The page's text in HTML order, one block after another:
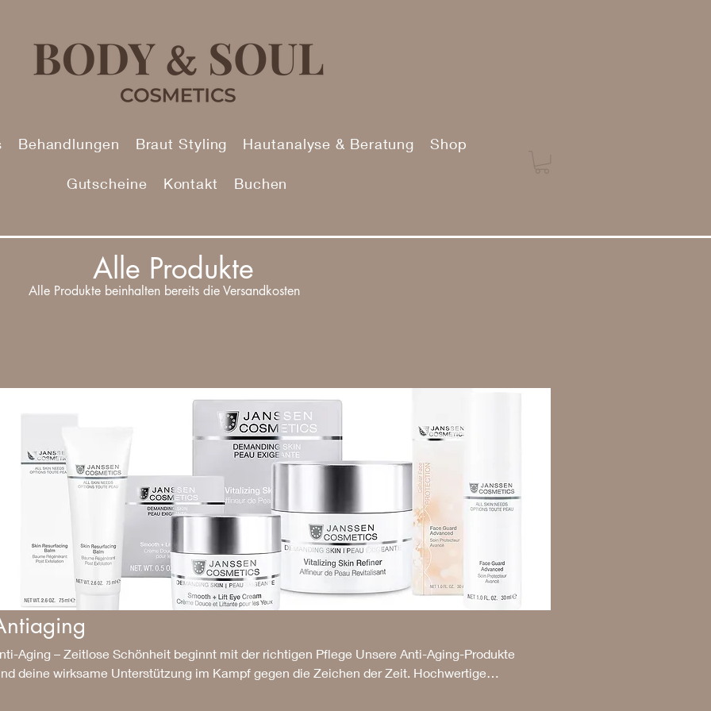
Behandlungen Braut Styling Hautanalyse & Beratung Shop
Gutscheine Kontakt Buchen
Alle Produkte
Alle Produkte beinhalten bereits die Versandkosten
Aging – Zeitlose Schönheit beginnt mit der richtigen Pflege Unsere Anti-Aging-Produkte
deine wirksame Unterstützung im Kampf gegen die Zeichen der Zeit. Hochwertige